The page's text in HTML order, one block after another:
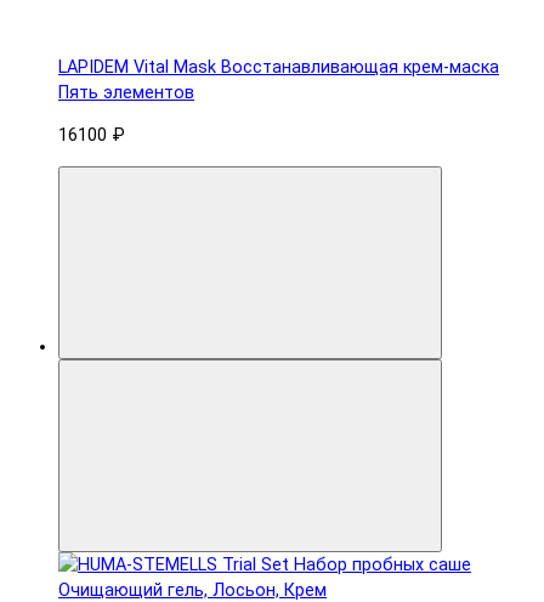
LAPIDEM Vital Mask Восстанавливающая крем-маска
Пять элементов
16100 ₽